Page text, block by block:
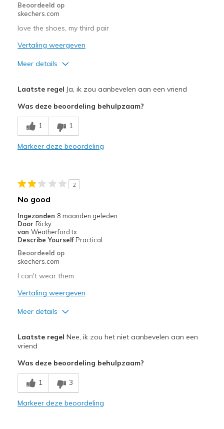
Beoordeeld op
skechers.com
love the shoes, my third pair
Vertaling weergeven
Meer details
Breathe Well
Comfortable
Casual Wear
Travel
Width
Sizing
View On Shoes
Laatste regel Ja, ik zou aanbevelen aan een vriend
Was deze beoordeling behulpzaam?
1 1
Markeer deze beoordeling
2
No good
Ingezonden 8 maanden geleden
Door Ricky
van Weatherford tx
Describe Yourself Practical
Beoordeeld op
skechers.com
I can't wear them
Vertaling weergeven
Meer details
Attractive Design
Breathe Well
Minpunten
Poor Cushioning
Laatste regel Nee, ik zou het niet aanbevelen aan een
vriend
Was deze beoordeling behulpzaam?
1 3
Markeer deze beoordeling